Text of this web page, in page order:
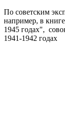
По советским
например, в
1945 годах",
1941-1942 годах